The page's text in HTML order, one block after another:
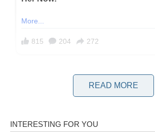
prepoznavanju zlonamjernih namjera kod
prisustvu nekoga osjećate nelagodu,
READ MORE